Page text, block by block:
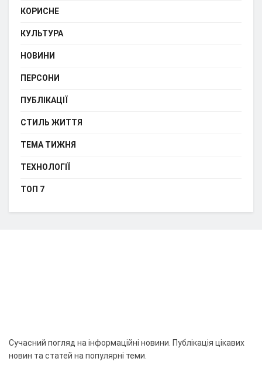
КОРИСНЕ
КУЛЬТУРА
НОВИНИ
ПЕРСОНИ
ПУБЛІКАЦІЇ
СТИЛЬ ЖИТТЯ
ТЕМА ТИЖНЯ
ТЕХНОЛОГІЇ
ТОП 7
Сучасний погляд на інформаційні новини. Публікація цікавих
новин та статей на популярні теми.